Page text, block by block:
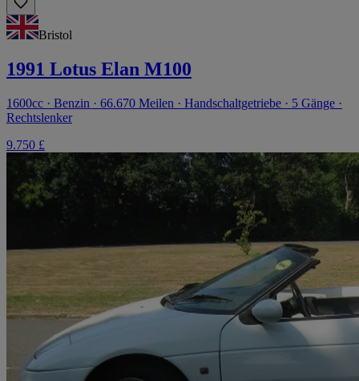
Bristol
1991 Lotus Elan M100
1600cc · Benzin · 66.670 Meilen · Handschaltgetriebe · 5 Gänge ·
Rechtslenker
9.750 £